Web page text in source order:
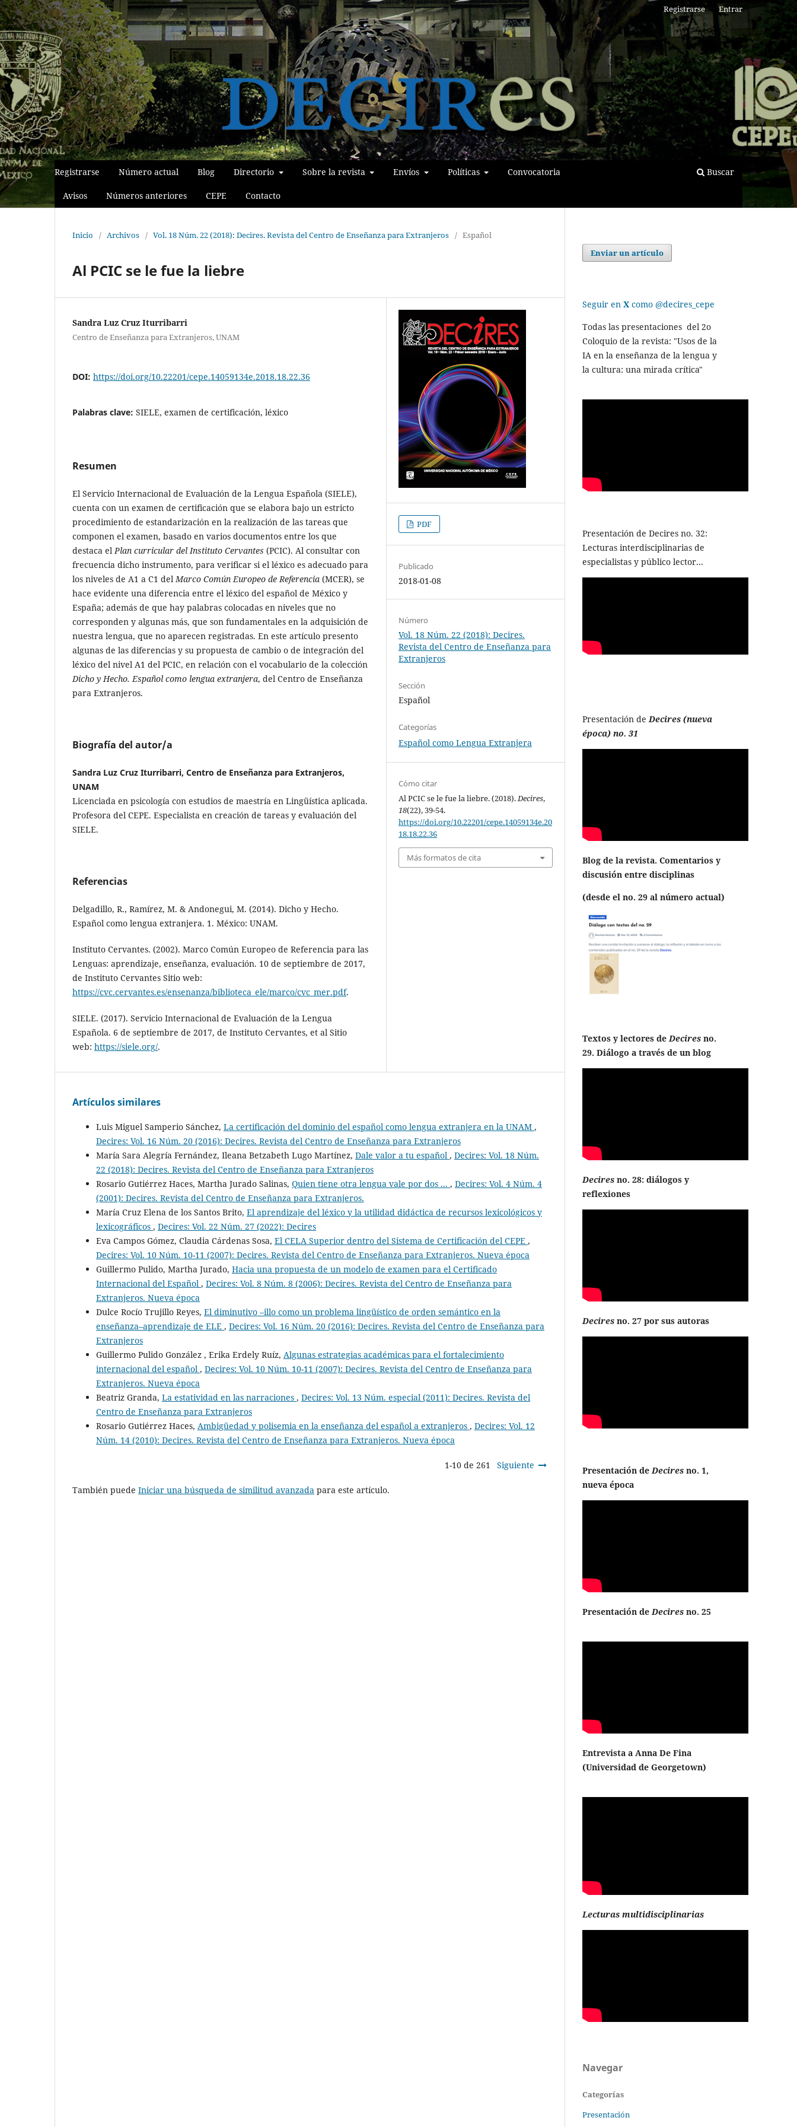
Registrarse Número actual Blog Directorio Sobre la revista Envíos Políticas Convocatoria
Avisos Números anteriores CEPE Contacto
Buscar
Registrarse Entrar
Inicio / Archivos / Vol. 18 Núm. 22 (2018): Decires. Revista del Centro de Enseñanza para Extranjeros / Español
Al PCIC se le fue la liebre
Sandra Luz Cruz Iturribarri
Centro de Enseñanza para Extranjeros, UNAM
DOI: https://doi.org/10.22201/cepe.14059134e.2018.18.22.36
Palabras clave: SIELE, examen de certificación, léxico
Resumen
El Servicio Internacional de Evaluación de la Lengua Española (SIELE),
cuenta con un examen de certificación que se elabora bajo un estricto
procedimiento de estandarización en la realización de las tareas que
componen el examen, basado en varios documentos entre los que
destaca el Plan curricular del Instituto Cervantes (PCIC). Al consultar con
frecuencia dicho instrumento, para verificar si el léxico es adecuado para
los niveles de A1 a C1 del Marco Común Europeo de Referencia (MCER), se
hace evidente una diferencia entre el léxico del español de México y
España; además de que hay palabras colocadas en niveles que no
corresponden y algunas más, que son fundamentales en la adquisición de
nuestra lengua, que no aparecen registradas. En este artículo presento
algunas de las diferencias y su propuesta de cambio o de integración del
léxico del nivel A1 del PCIC, en relación con el vocabulario de la colección
Dicho y Hecho. Español como lengua extranjera, del Centro de Enseñanza
para Extranjeros.
Biografía del autor/a
Sandra Luz Cruz Iturribarri, Centro de Enseñanza para Extranjeros,
UNAM
Licenciada en psicología con estudios de maestría en Lingüística aplicada.
Profesora del CEPE. Especialista en creación de tareas y evaluación del
SIELE.
Referencias
Delgadillo, R., Ramírez, M. & Andonegui, M. (2014). Dicho y Hecho.
Español como lengua extranjera. 1. México: UNAM.
Instituto Cervantes. (2002). Marco Común Europeo de Referencia para las
Lenguas: aprendizaje, enseñanza, evaluación. 10 de septiembre de 2017,
de Instituto Cervantes Sitio web:
https://cvc.cervantes.es/ensenanza/biblioteca_ele/marco/cvc_mer.pdf.
SIELE. (2017). Servicio Internacional de Evaluación de la Lengua
Española. 6 de septiembre de 2017, de Instituto Cervantes, et al Sitio
web: https://siele.org/.
PDF
Publicado
2018-01-08
Número
Vol. 18 Núm. 22 (2018): Decires.
Revista del Centro de Enseñanza para
Extranjeros
Sección
Español
Categorías
Español como Lengua Extranjera
Cómo citar
Al PCIC se le fue la liebre. (2018).Decires,
18(22), 39-54.
https://doi.org/10.22201/cepe.14059134e.20
18.18.22.36
Más formatos de cita
Artículos similares
Luis Miguel Samperio Sánchez, La certificación del dominio del español como lengua extranjera en la UNAM ,
Decires: Vol. 16 Núm. 20 (2016): Decires. Revista del Centro de Enseñanza para Extranjeros
María Sara Alegría Fernández, Ileana Betzabeth Lugo Martínez, Dale valor a tu español , Decires: Vol. 18 Núm.
22 (2018): Decires. Revista del Centro de Enseñanza para Extranjeros
Rosario Gutiérrez Haces, Martha Jurado Salinas, Quien tiene otra lengua vale por dos ... , Decires: Vol. 4 Núm. 4
(2001): Decires. Revista del Centro de Enseñanza para Extranjeros.
María Cruz Elena de los Santos Brito, El aprendizaje del léxico y la utilidad didáctica de recursos lexicológicos y
lexicográficos , Decires: Vol. 22 Núm. 27 (2022): Decires
Eva Campos Gómez, Claudia Cárdenas Sosa, El CELA Superior dentro del Sistema de Certificación del CEPE ,
Decires: Vol. 10 Núm. 10-11 (2007): Decires. Revista del Centro de Enseñanza para Extranjeros. Nueva época
Guillermo Pulido, Martha Jurado, Hacia una propuesta de un modelo de examen para el Certificado
Internacional del Español , Decires: Vol. 8 Núm. 8 (2006): Decires. Revista del Centro de Enseñanza para
Extranjeros. Nueva época
Dulce Rocío Trujillo Reyes, El diminutivo –illo como un problema lingüístico de orden semántico en la
enseñanza–aprendizaje de ELE , Decires: Vol. 16 Núm. 20 (2016): Decires. Revista del Centro de Enseñanza para
Extranjeros
Guillermo Pulido González , Erika Erdely Ruíz, Algunas estrategias académicas para el fortalecimiento
internacional del español , Decires: Vol. 10 Núm. 10-11 (2007): Decires. Revista del Centro de Enseñanza para
Extranjeros. Nueva época
Beatriz Granda, La estatividad en las narraciones , Decires: Vol. 13 Núm. especial (2011): Decires. Revista del
Centro de Enseñanza para Extranjeros
Rosario Gutiérrez Haces, Ambigüedad y polisemia en la enseñanza del español a extranjeros , Decires: Vol. 12
Núm. 14 (2010): Decires. Revista del Centro de Enseñanza para Extranjeros. Nueva época
1-10 de 261 Siguiente
También puede Iniciar una búsqueda de similitud avanzada para este artículo.
Enviar un artículo
Seguir en X como @decires_cepe
Todas las presentaciones del 2o
Coloquio de la revista: "Usos de la
IA en la enseñanza de la lengua y
la cultura: una mirada crítica"
Presentación de Decires no. 32:
Lecturas interdisciplinarias de
especialistas y público lector...
Presentación de Decires (nueva
época) no. 31
Blog de la revista. Comentarios y
discusión entre disciplinas
(desde el no. 29 al número actual)
Textos y lectores deDecires no.
29. Diálogo a través de un blog
Decires no. 28: diálogos y
reflexiones
Decires no. 27 por sus autoras
Presentación deDecires no. 1,
nueva época
Presentación deDecires no. 25
Entrevista a Anna De Fina
(Universidad de Georgetown)
Lecturas multidisciplinarias
Navegar
Categorías
Presentación